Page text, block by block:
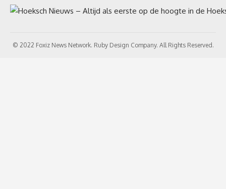
© 2022 Foxiz News Network. Ruby Design Company. All Rights Reserved.